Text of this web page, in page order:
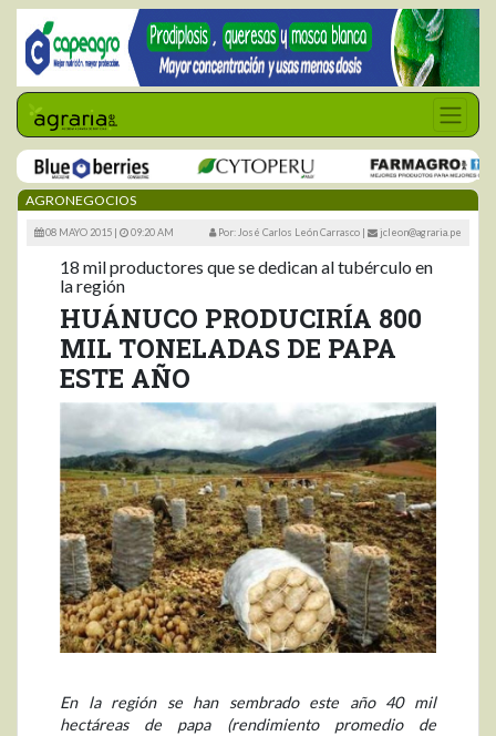
AGRONEGOCIOS
08 MAYO 2015 | 09:20 AM Por: José Carlos León Carrasco | jcleon@agraria.pe
18 mil productores que se dedican al tubérculo en
la región
HUÁNUCO PRODUCIRÍA 800
MIL TONELADAS DE PAPA
ESTE AÑO
En la región se han sembrado este año 40 mil
hectáreas de papa (rendimiento promedio de